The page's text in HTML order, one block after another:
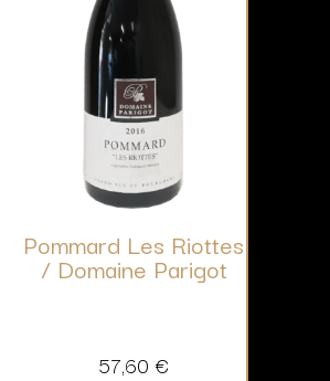
Pommard Les Riottes
/ Domaine Parigot
57,60 €